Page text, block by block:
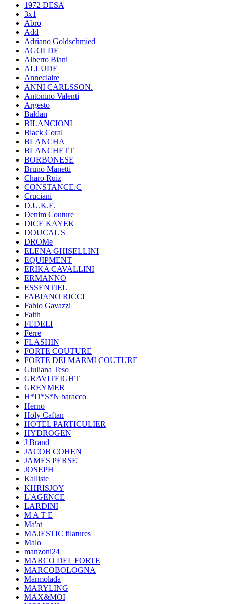
1972 DESA
3x1
Abro
Add
Adriano Goldschmied
AGOLDE
Alberto Biani
ALLUDE
Anneclaire
ANNI CARLSSON.
Antonino Valenti
Argesto
Baldan
BILANCIONI
Black Coral
BLANCHA
BLANCHETT
BORBONESE
Bruno Manetti
Charo Ruiz
CONSTANCE.C
Cruciani
D.U.K.E.
Denim Couture
DICE KAYEK
DOUCAL'S
DROMe
ELENA GHISELLINI
EQUIPMENT
ERIKA CAVALLINI
ERMANNO
ESSENTIEL
FABIANO RICCI
Fabio Gavazzi
Faith
FEDELI
Ferre
FLASHIN
FORTE COUTURE
FORTE DEI MARMI COUTURE
Giuliana Teso
GRAVITEIGHT
GREYMER
H*D*S*N baracco
Herno
Holy Caftan
HOTEL PARTICULIER
HYDROGEN
J Brand
JACOB COHEN
JAMES PERSE
JOSEPH
Kalliste
KHRISJOY
L'AGENCE
LARDINI
M A T E
Ma'at
MAJESTIC filatures
Malo
manzoni24
MARCO DEL FORTE
MARCOBOLOGNA
Marmolada
MARYLING
MAX&MOI